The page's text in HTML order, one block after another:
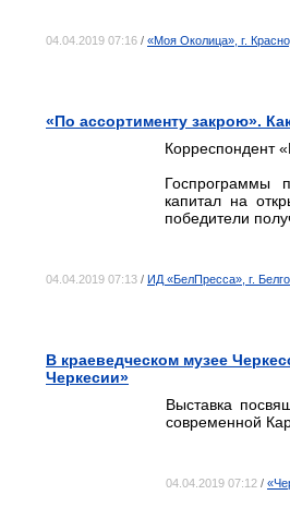
04.04.2019 07:16 / «Моя Околица», г.
«По ассортименту закрою».
Корреспондент
Госпрограммы
капитал на
победители
04.04.2019 07:13 / ИД «БелПресса», г.
В краеведческом музее
Черкесии»
Выставка
современной
04.04.2019 07:12 /